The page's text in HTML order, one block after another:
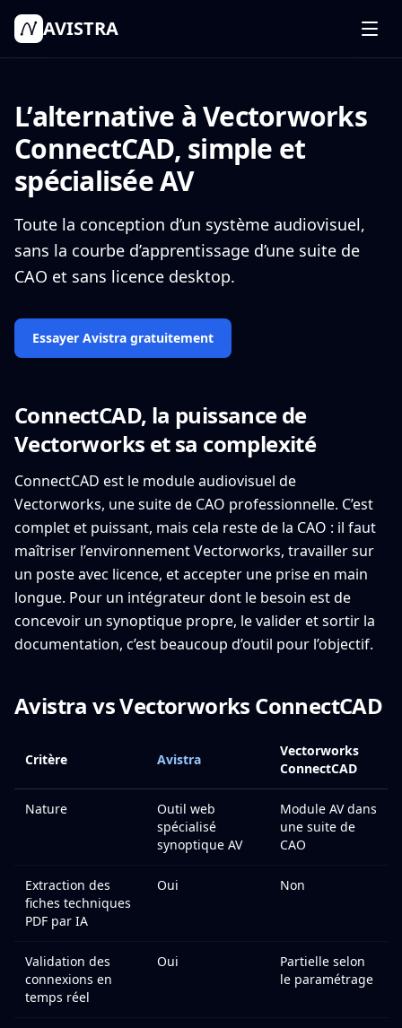
AVISTRA
Tarifs
Connexion
Commencer mon projet
L’alternative à Vectorworks
ConnectCAD, simple et
spécialisée AV
Toute la conception d’un système audiovisuel,
sans la courbe d’apprentissage d’une suite de
CAO et sans licence desktop.
Essayer Avistra gratuitement
ConnectCAD, la puissance de
Vectorworks et sa complexité
ConnectCAD est le module audiovisuel de
Vectorworks, une suite de CAO professionnelle. C’est
complet et puissant, mais cela reste de la CAO : il faut
maîtriser l’environnement Vectorworks, travailler sur
un poste avec licence, et accepter une prise en main
longue. Pour un intégrateur dont le besoin est de
concevoir un synoptique propre, le valider et sortir la
documentation, c’est beaucoup d’outil pour l’objectif.
Avistra vs Vectorworks ConnectCAD
Critère Avistra
Vectorworks
ConnectCAD
Nature
Outil web
spécialisé
synoptique AV
Module AV dans
une suite de
CAO
Extraction des
fiches techniques
PDF par IA
Oui Non
Validation des
connexions en
temps réel
Oui
Partielle selon
le paramétrage